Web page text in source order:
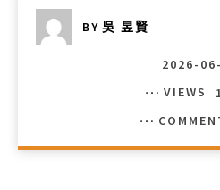
BY 吳 昱賢
2026-
VIEWS